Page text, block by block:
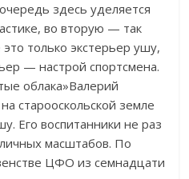
здесь уделяется
во вторую — так
только экстерьер ушу,
— настрой спортсмена.
облака»Валерий
старооскольской земле
Его воспитанники не раз
масштабов. По
ЦФО из семнадцати